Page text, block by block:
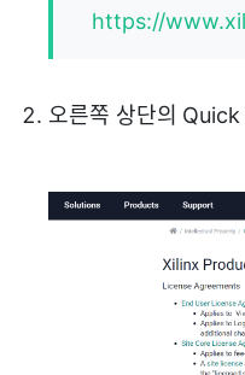
https://
오른쪽 상단의